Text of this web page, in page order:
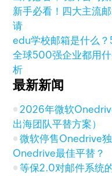
新手必看！四大主流
请
edu学校邮箱是什么
全球500强企业都用
析
最新新闻
2026年微软
出海团队平替方案）
微软停售Onedrive
Onedrive最佳平替？
等保2.0对邮件系统